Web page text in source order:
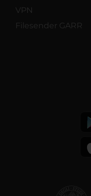
VPN
Filesender GARR